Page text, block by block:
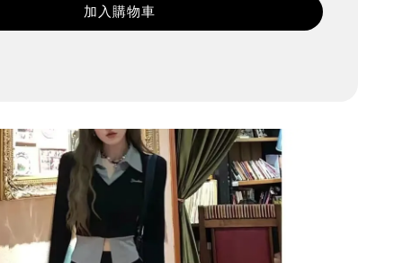
加入購物車